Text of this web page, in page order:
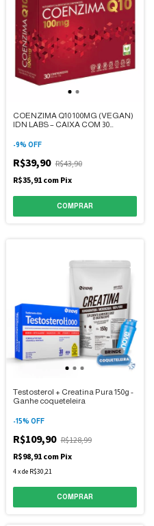
COENZIMA Q10 100MG (VEGAN)
IDN LABS – CAIXA COM 30
-9% OFF
R$39,90 R$43,90
R$35,91 com Pix
Testosterol + Creatina Pura 150g -
Ganhe coqueteleira
-15% OFF
R$109,90 R$128,99
R$98,91 com Pix
4xde R$30,21
COMPRAR